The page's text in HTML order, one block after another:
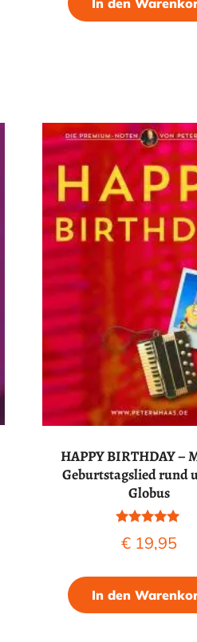
In den
HAPPY BIRTHDAY –
Geburtstagslied rund
Globus
Bewertet mit
5.00
€19,95
In den